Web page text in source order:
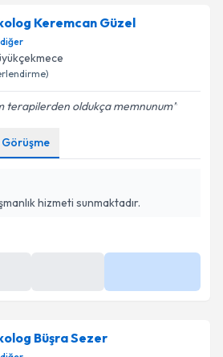
Keremcan Güzel
diğer
terapilerden oldukça memnunum
hizmeti sunmaktadır.
Büşra Sezer